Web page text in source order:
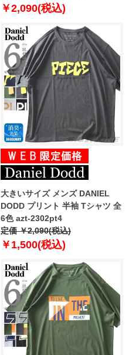
￥2,090(税込)
大きいサイズ メンズ DANIEL
DODD プリント 半袖 Tシャツ 全
6色 azt-2302pt4
定価 ￥2,090(税込)
￥1,500(税込)